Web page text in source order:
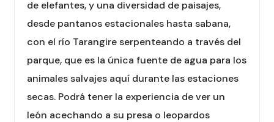
de elefantes, y una diversidad de paisajes,
desde pantanos estacionales hasta sabana,
con el río Tarangire serpenteando a través del
parque, que es la única fuente de agua para los
animales salvajes aquí durante las estaciones
secas. Podrá tener la experiencia de ver un
león acechando a su presa o leopardos